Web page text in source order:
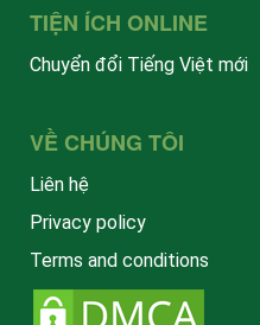
TIỆN ÍCH ONLINE
Chuyển đổi Tiếng Việt mới
VỀ CHÚNG TÔI
Liên hệ
Privacy policy
Terms and conditions